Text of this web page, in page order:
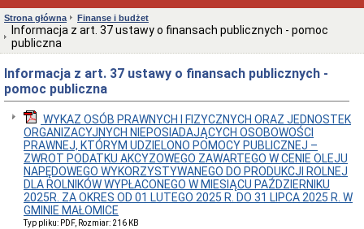
Aktualności
Regulamin
Organizacyjny
Urzędu
Wydziały
Samodzielne
Stanowiska
Nabór
wolne
urzędnicze
stanowisko
pracy
Strona główna Finanse i budżet
Informacja z art. 37 ustawy o finansach publicznych - pomoc
publiczna
Informacja z art. 37 ustawy o finansach publicznych -
pomoc publiczna
WYKAZ OSÓB PRAWNYCH I FIZYCZNYCH ORAZ JEDNOSTEK
ORGANIZACYJNYCH NIEPOSIADAJĄCYCH OSOBOWOŚCI
PRAWNEJ, KTÓRYM UDZIELONO POMOCY PUBLICZNEJ –
ZWROT PODATKU AKCYZOWEGO ZAWARTEGO W CENIE OLEJU
NAPĘDOWEGO WYKORZYSTYWANEGO DO PRODUKCJI ROLNEJ
DLA ROLNIKÓW WYPŁACONEGO W MIESIĄCU PAŹDZIERNIKU
2025R. ZA OKRES OD 01 LUTEGO 2025 R. DO 31 LIPCA 2025 R. W
GMINIE MAŁOMICE
Typ pliku: PDF, Rozmiar: 216 KB